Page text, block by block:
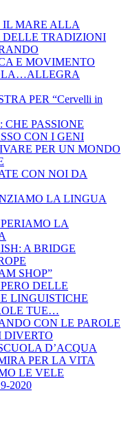
IL MARE ALLA
DELLE TRADIZIONI
E MOVIMENTO
PER “Cervelli in
CHE PASSIONE
CON I GENI
PER UN MONDO
CON NOI DA
LA LINGUA
LA
A BRIDGE
SHOP”
DELLE
LINGUISTICHE
TUE…
CON LE PAROLE
DIVERTO
D’ACQUA
PER LA VITA
LE VELE
2020